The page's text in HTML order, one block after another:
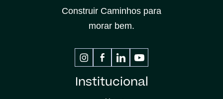
Construir Caminhos para
morar bem.
Institucional